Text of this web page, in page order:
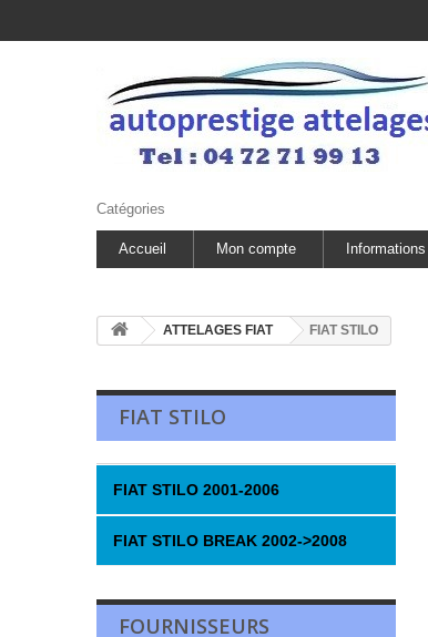
Catégories
Accueil Mon compte Informations
ATTELAGES FIAT FIAT STILO
FIAT STILO
FIAT STILO 2001-2006
FIAT STILO BREAK 2002->2008
FOURNISSEURS